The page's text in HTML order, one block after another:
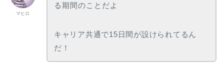
マヒロ
る期間のことだよ
キャリア共通で15日間が設けられてるん
だ！